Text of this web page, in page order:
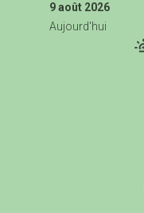
9 août 2026
Aujourd'hui